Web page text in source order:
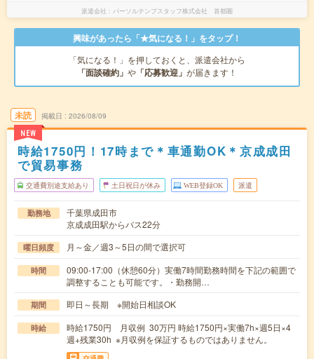
派遣会社 パーソルテンプスタッフ株式会社 首都圏
興味があったら「★気になる！」をタップ！
「気になる！」を押しておくと、派遣会社から
「面談確約」 や 「応募歓迎」 が届きます！
未読
NEW
掲載日 2026/08/09
時給1750円！17時まで＊車通勤OK＊京成成田
で貿易事務
交通費別途支給あり 土日祝日が休み WEB登録OK 派遣
勤務地
千葉県成田市
京成成田駅からバス22分
曜日頻度 月～金／週3～5日の間で選択可
時間
09:00-17:00（休憩60分）実働7時間勤務時間を下記の範囲で
調整することも可能です。・勤務開…
期間 即日～長期 ※開始日相談OK
時給
時給1750円 月収例 30万円 時給1750円×実働7h×週5日×4
週+残業30h ※月収例を保証するものではありません。